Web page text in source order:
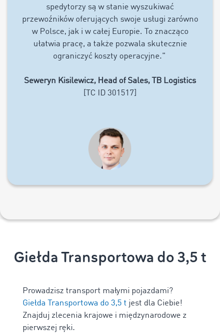
spedytorzy są w stanie wyszukiwać
przewoźników oferujących swoje usługi zarówno
w Polsce, jak i w całej Europie. To znacząco
ułatwia pracę, a także pozwala skutecznie
ograniczyć koszty operacyjne."
Seweryn Kisilewicz, Head of Sales, TB Logistics
[TC ID 301517]
Giełda Transportowa do 3,5 t
Prowadzisz transport małymi pojazdami?
Giełda Transportowa do 3,5 t jest dla Ciebie!
Znajduj zlecenia krajowe i międzynarodowe z
pierwszej ręki.